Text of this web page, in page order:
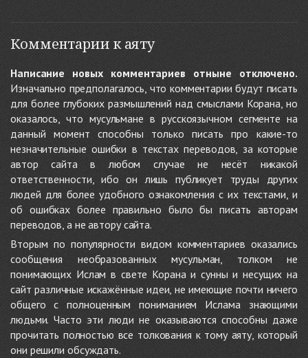
Комментарии к аяту
Написание новых комментариев отныне отключено.
Изначально предполагалось, что комментарии будут писать
для более глубоких размышлений над смыслами Корана, но
оказалось, что мусульмане в русскоязычном сегменте на
данный момент способны только писать про какие-то
незначительные ошибки в текстах переводов, за которые
автор сайта в любом случае не несёт никакой
ответственности, ибо он лишь публикует труды других
людей для более удобного ознакомления с их текстами, и
об ошибках более правильно было бы писать авторам
переводов, а не автору сайта.
Вторым по популярности видом комментариев оказались
сообщения необразованных мусульман, толком не
понимающих Ислам в свете Корана и сунны и несущих на
сайт различные искажённые идеи, не имеющие почти ничего
общего с полноценным пониманием Ислама знающими
людьми. Часто эти люди не оказываются способны даже
прочитать полностью все толкования к тому аяту, который
они решили обсуждать.